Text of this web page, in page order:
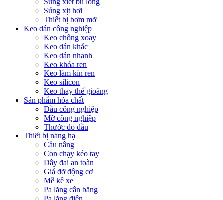
Súng xịt hơi
Thiết bị bơm mỡ
Keo dán công nghiệp
Keo chống xoay
Keo dán khác
Keo dán nhanh
Keo khóa ren
Keo làm kín ren
Keo silicon
Keo thay thế gioăng
Sản phẩm hóa chất
Dầu công nghiệp
Mỡ công nghiệp
Thước đo dầu
Thiết bị nâng hạ
Cầu nâng
Con chạy kéo tay
Dây đai an toàn
Giá đỡ động cơ
Mễ kê xe
Pa lăng cân bằng
Pa lăng điện